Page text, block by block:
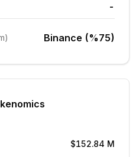
-
Binance (%75)
$152.84 M